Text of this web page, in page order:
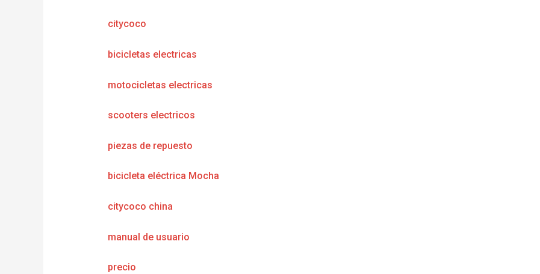
citycoco
bicicletas electricas
motocicletas electricas
scooters electricos
piezas de repuesto
bicicleta eléctrica Mocha
citycoco china
manual de usuario
precio